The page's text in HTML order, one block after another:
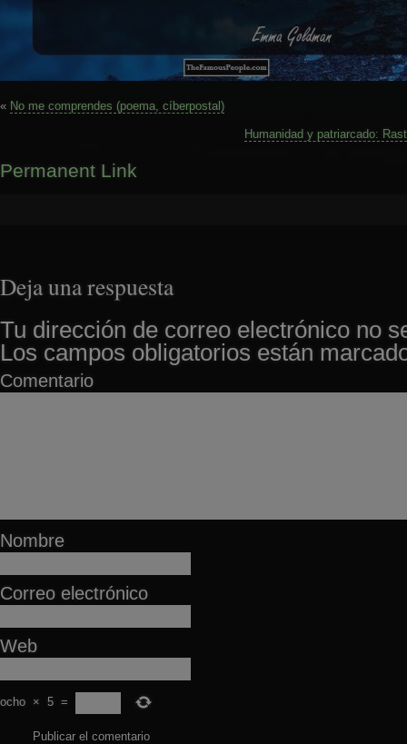
« No me comprendes (poema, cíberpostal)
Humanidad y patriarcado:
Permanent Link
Deja una respuesta
Tu dirección de correo electrónico no
Los campos obligatorios están
Comentario
Nombre
Correo electrónico
Web
ocho × 5 =